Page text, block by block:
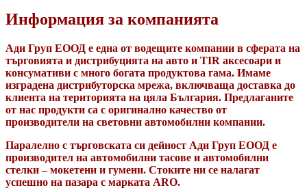
Информация за компанията
Ади Груп ЕООД е една от водещите компании в сферата на
търговията и дистрибуцията на авто и TIR аксесоари и
консумативи с много богата продуктова гама. Имаме
изградена дистрибуторска мрежа, включваща доставка до
клиента на територията на цяла България. Предлаганите
от нас продукти са с оригинално качество от
производители на световни автомобилни компании.
Паралелно с търговската си дейност Ади Груп ЕООД е
производител на автомобилни тасове и автомобилни
стелки – мокетени и гумени. Стоките ни се налагат
успешно на пазара с марката ARO.